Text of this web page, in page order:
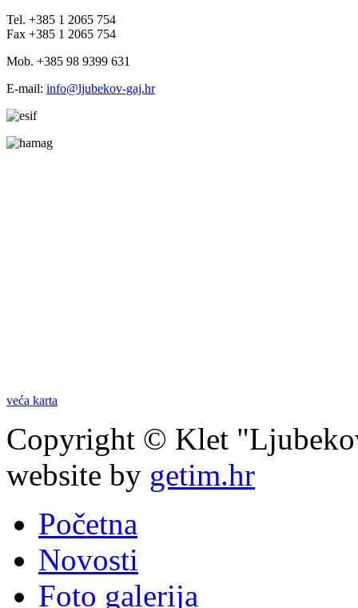
Tel. +385 1 2065 754
Fax +385 1 2065 754
Mob. +385 98 9399 631
E-mail: info@ljubekov-gaj.hr
veća karta
Copyright © Klet
website by getim.hr
Početna
Novosti
Foto galerija